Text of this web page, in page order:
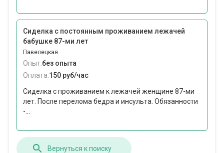
Сиделка с постоянным проживанием лежачей
бабушке 87-ми лет
Павелецкая
Опыт:без опыта
Оплата:150 руб/час
Сиделка с проживанием к лежачей женщине 87-ми
лет. После перелома бедра и инсульта. Обязанности
-...
Вернуться к поиску